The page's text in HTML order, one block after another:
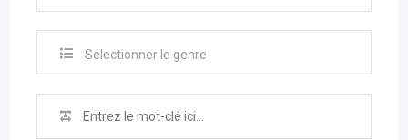
Sélectionner le genre